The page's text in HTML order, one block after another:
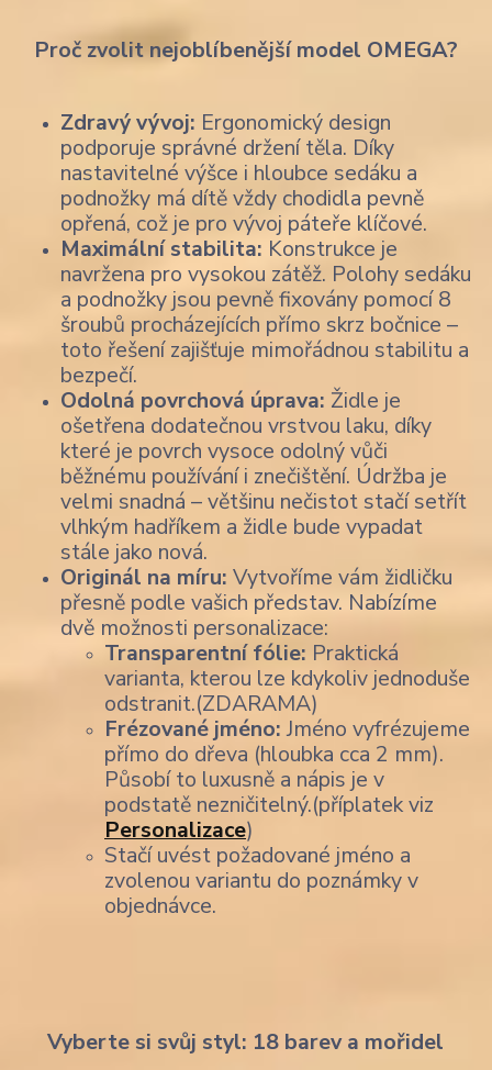
Proč zvolit nejoblíbenější model OMEGA?
Zdravý vývoj: Ergonomický design
podporuje správné držení těla. Díky
nastavitelné výšce i hloubce sedáku a
podnožky má dítě vždy chodidla pevně
opřená, což je pro vývoj páteře klíčové.
Maximální stabilita: Konstrukce je
navržena pro vysokou zátěž. Polohy sedáku
a podnožky jsou pevně fixovány pomocí 8
šroubů procházejících přímo skrz bočnice –
toto řešení zajišťuje mimořádnou stabilitu a
bezpečí.
Odolná povrchová úprava: Židle je
ošetřena dodatečnou vrstvou laku, díky
které je povrch vysoce odolný vůči
běžnému používání i znečištění. Údržba je
velmi snadná – většinu nečistot stačí setřít
vlhkým hadříkem a židle bude vypadat
stále jako nová.
Originál na míru: Vytvoříme vám židličku
přesně podle vašich představ. Nabízíme
dvě možnosti personalizace:
Transparentní fólie: Praktická
varianta, kterou lze kdykoliv jednoduše
odstranit.(ZDARAMA)
Frézované jméno:Jméno vyfrézujeme
přímo do dřeva (hloubka cca 2 mm).
Působí to luxusně a nápis je v
podstatě nezničitelný.(příplatek viz
Personalizace)
Stačí uvést požadované jméno a
zvolenou variantu do poznámky v
objednávce.
Vyberte si svůj styl: 18 barev a mořidel